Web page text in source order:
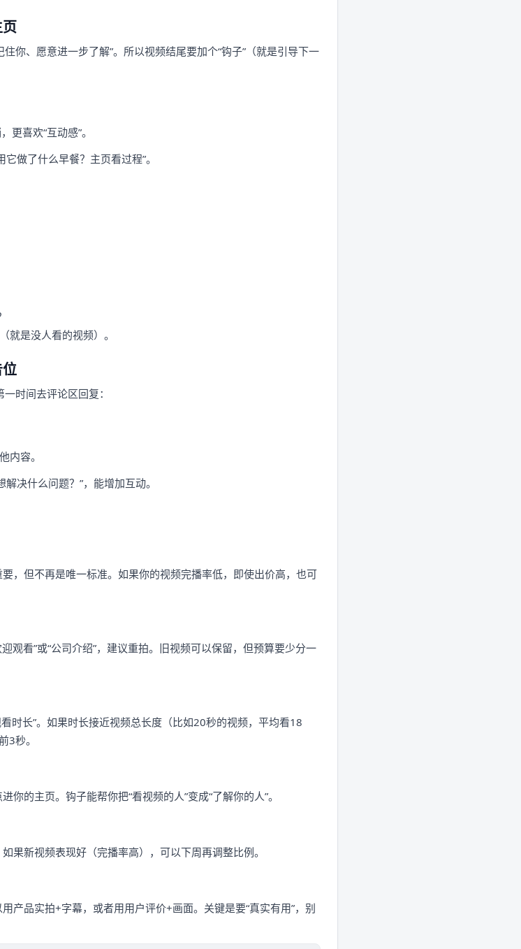
你、愿意进一步了解”。所以视频结尾要加个“钩子”（就是引导下一
更喜欢“互动感”。
做了什么早餐？主页看过程”。
就是没人看的视频）。
时间去评论区回复：
内容。
决什么问题？”，能增加互动。
，但不再是唯一标准。如果你的视频完播率低，即使出价高，也可
观看”或“公司介绍”，建议重拍。旧视频可以保留，但预算要少分一
时长”。如果时长接近视频总长度（比如20秒的视频，平均看18
3秒。
的主页。钩子能帮你把“看视频的人”变成“了解你的人”。
果新视频表现好（完播率高），可以下周再调整比例。
产品实拍+字幕，或者用用户评价+画面。关键是要“真实有用”，别